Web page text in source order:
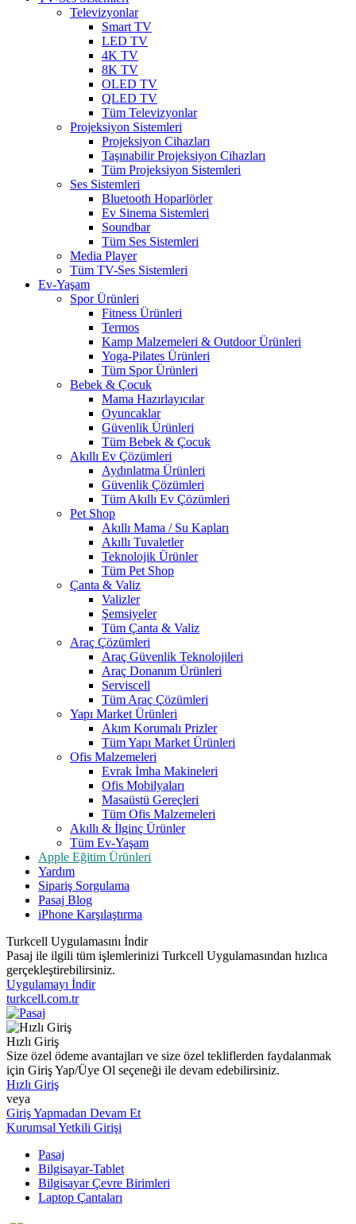
Televizyonlar
Smart TV
LED TV
4K TV
8K TV
OLED TV
QLED TV
Tüm Televizyonlar
Projeksiyon Sistemleri
Projeksiyon Cihazları
Taşınabilir Projeksiyon Cihazları
Tüm Projeksiyon Sistemleri
Ses Sistemleri
Bluetooth Hoparlörler
Ev Sinema Sistemleri
Soundbar
Tüm Ses Sistemleri
Media Player
Tüm TV-Ses Sistemleri
Ev-Yaşam
Spor Ürünleri
Fitness Ürünleri
Termos
Kamp Malzemeleri & Outdoor Ürünleri
Yoga-Pilates Ürünleri
Tüm Spor Ürünleri
Bebek & Çocuk
Mama Hazırlayıcılar
Oyuncaklar
Güvenlik Ürünleri
Tüm Bebek & Çocuk
Akıllı Ev Çözümleri
Aydınlatma Ürünleri
Güvenlik Çözümleri
Tüm Akıllı Ev Çözümleri
Pet Shop
Akıllı Mama / Su Kapları
Akıllı Tuvaletler
Teknolojik Ürünler
Tüm Pet Shop
Çanta & Valiz
Valizler
Şemsiyeler
Tüm Çanta & Valiz
Araç Çözümleri
Araç Güvenlik Teknolojileri
Araç Donanım Ürünleri
Serviscell
Tüm Araç Çözümleri
Yapı Market Ürünleri
Akım Korumalı Prizler
Tüm Yapı Market Ürünleri
Ofis Malzemeleri
Evrak İmha Makineleri
Ofis Mobilyaları
Masaüstü Gereçleri
Tüm Ofis Malzemeleri
Akıllı & İlginç Ürünler
Tüm Ev-Yaşam
Apple Eğitim Ürünleri
Yardım
Sipariş Sorgulama
Pasaj Blog
iPhone Karşılaştırma
Turkcell Uygulamasını İndir
Pasaj ile ilgili tüm işlemlerinizi Turkcell Uygulamasından hızlıca
gerçekleştirebilirsiniz.
Uygulamayı İndir
turkcell.com.tr
Hızlı Giriş
Size özel ödeme avantajları ve size özel tekliflerden faydalanmak
için Giriş Yap/Üye Ol seçeneği ile devam edebilirsiniz.
Hızlı Giriş
veya
Giriş Yapmadan Devam Et
Kurumsal Yetkili Girişi
Pasaj
Bilgisayar-Tablet
Bilgisayar Çevre Birimleri
Laptop Çantaları